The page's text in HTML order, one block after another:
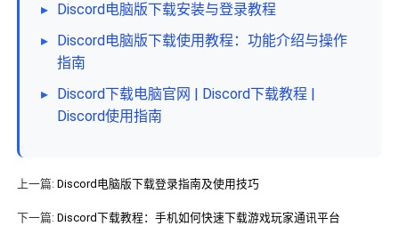
▸ Discord电脑版下载安装与登录教程
▸ Discord电脑版下载使用教程：功能介绍与操作
指南
▸ Discord下载电脑官网 | Discord下载教程 |
Discord使用指南
上一篇: Discord电脑版下载登录指南及使用技巧
下一篇: Discord下载教程：手机如何快速下载游戏玩家通讯平台